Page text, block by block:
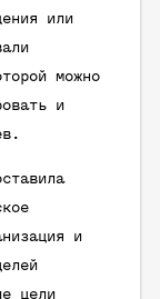
или
можно
и
и
цели